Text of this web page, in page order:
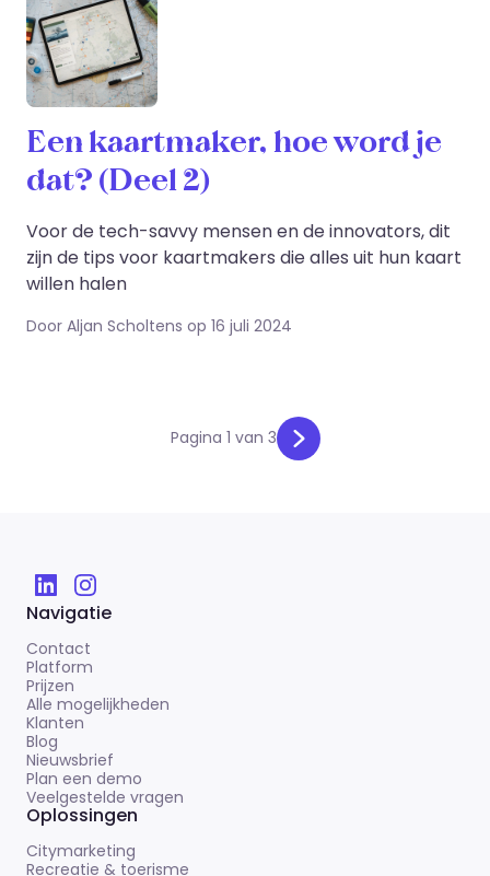
Een kaartmaker, hoe word je
dat? (Deel 2)
Voor de tech-savvy mensen en de innovators, dit
zijn de tips voor kaartmakers die alles uit hun kaart
willen halen
Door Aljan Scholtens op 16 juli 2024
Pagina 1 van 3
Navigatie
Contact
Platform
Prijzen
Alle mogelijkheden
Klanten
Blog
Nieuwsbrief
Plan een demo
Veelgestelde vragen
Oplossingen
Citymarketing
Recreatie & toerisme